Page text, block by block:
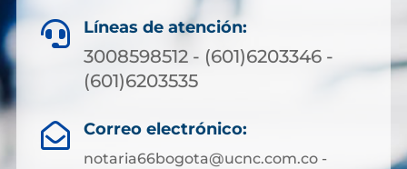
 Líneas de atención:
3008598512 - (601)6203346 -
(601)6203535
 Correo electrónico:
notaria66bogota@ucnc.com.co -